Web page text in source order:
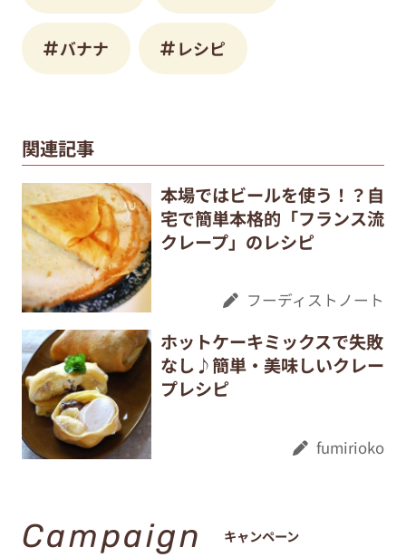
バナナ レシピ
関連記事
本場ではビールを使う！？自
宅で簡単本格的「フランス流
クレープ」のレシピ
フーディストノート
ホットケーキミックスで失敗
なし♪簡単・美味しいクレー
プレシピ
fumirioko
Campaign キャンペーン